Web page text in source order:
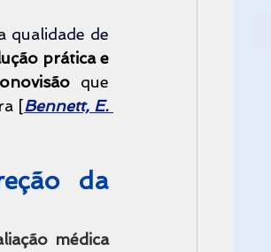
qualidade de
prática e
que
[Bennett, E.
da
médica